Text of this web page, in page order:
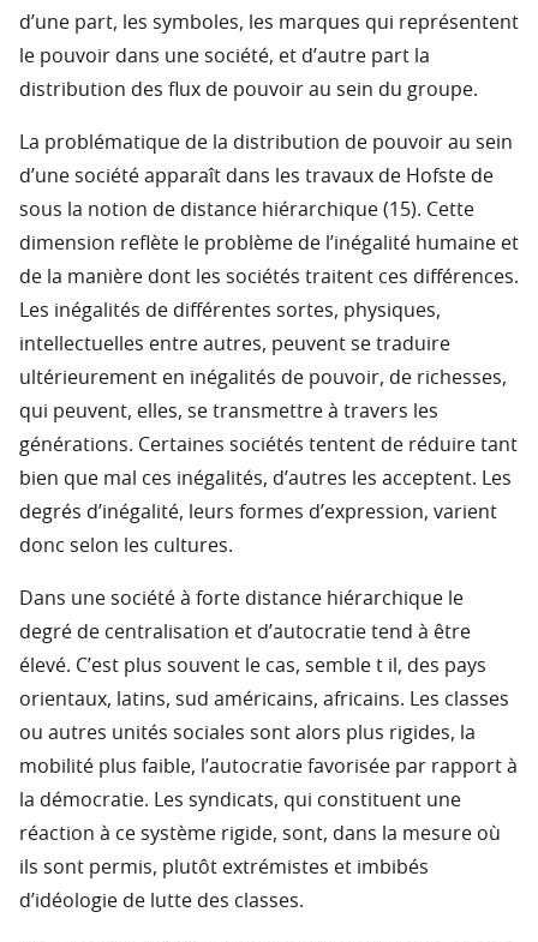
d’une part, les symboles, les marques qui représentent
le pouvoir dans une société, et d’autre part la
distribution des flux de pouvoir au sein du groupe.
La problématique de la distribution de pouvoir au sein
d’une société apparaît dans les travaux de Hofste de
sous la notion de distance hiérarchique (15). Cette
dimension reflète le problème de l’inégalité humaine et
de la manière dont les sociétés traitent ces différences.
Les inégalités de différentes sortes, physiques,
intellectuelles entre autres, peuvent se traduire
ultérieurement en inégalités de pouvoir, de richesses,
qui peuvent, elles, se transmettre à travers les
générations. Certaines sociétés tentent de réduire tant
bien que mal ces inégalités, d’autres les acceptent. Les
degrés d’inégalité, leurs formes d’expression, varient
donc selon les cultures.
Dans une société à forte distance hiérarchique le
degré de centralisation et d’autocratie tend à être
élevé. C’est plus souvent le cas, semble t il, des pays
orientaux, latins, sud américains, africains. Les classes
ou autres unités sociales sont alors plus rigides, la
mobilité plus faible, l’autocratie favorisée par rapport à
la démocratie. Les syndicats, qui constituent une
réaction à ce système rigide, sont, dans la mesure où
ils sont permis, plutôt extrémistes et imbibés
d’idéologie de lutte des classes.